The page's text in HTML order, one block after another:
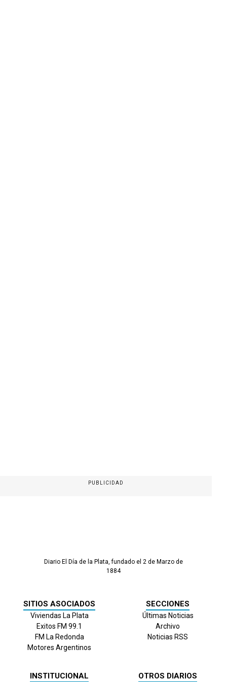
PUBLICIDAD
Diario El Día de la Plata, fundado el 2 de Marzo de
1884
SITIOS ASOCIADOS
Viviendas La Plata
Exitos FM 99.1
FM La Redonda
Motores Argentinos
SECCIONES
Últimas Noticias
Archivo
Noticias RSS
INSTITUCIONAL OTROS DIARIOS